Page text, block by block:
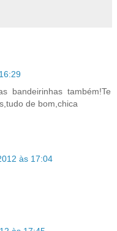
bandeirinhas também!Te
de bom,chica
às 17:04